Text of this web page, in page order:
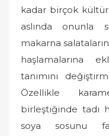
kadar birçok
aslında onunla
makarna
haşlamalarına
tanımını
Özellikle
birleştiğinde tadı
soya sosunu